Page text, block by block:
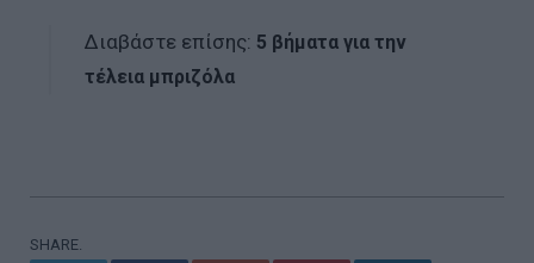
Διαβάστε επίσης: 5 βήματα για την
τέλεια μπριζόλα
SHARE.